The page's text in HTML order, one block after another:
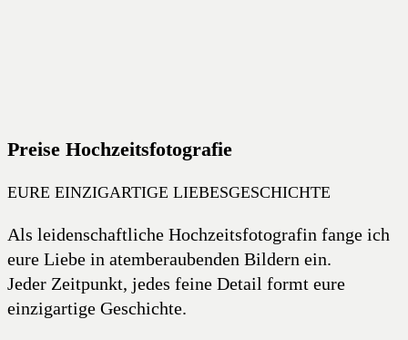
Preise Hochzeitsfotografie
EURE EINZIGARTIGE LIEBESGESCHICHTE
Als leidenschaftliche Hochzeitsfotografin fange ich
eure Liebe in atemberaubenden Bildern ein.
Jeder Zeitpunkt, jedes feine Detail formt eure
einzigartige Geschichte.